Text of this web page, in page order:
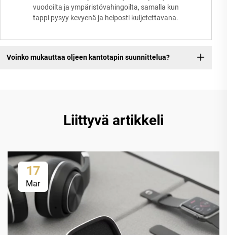
vuodoilta ja ympäristövahingoilta, samalla kun
tappi pysyy kevyenä ja helposti kuljetettavana.
Voinko mukauttaa oljeen kantotapin suunnittelua?
Liittyvä artikkeli
17
Mar